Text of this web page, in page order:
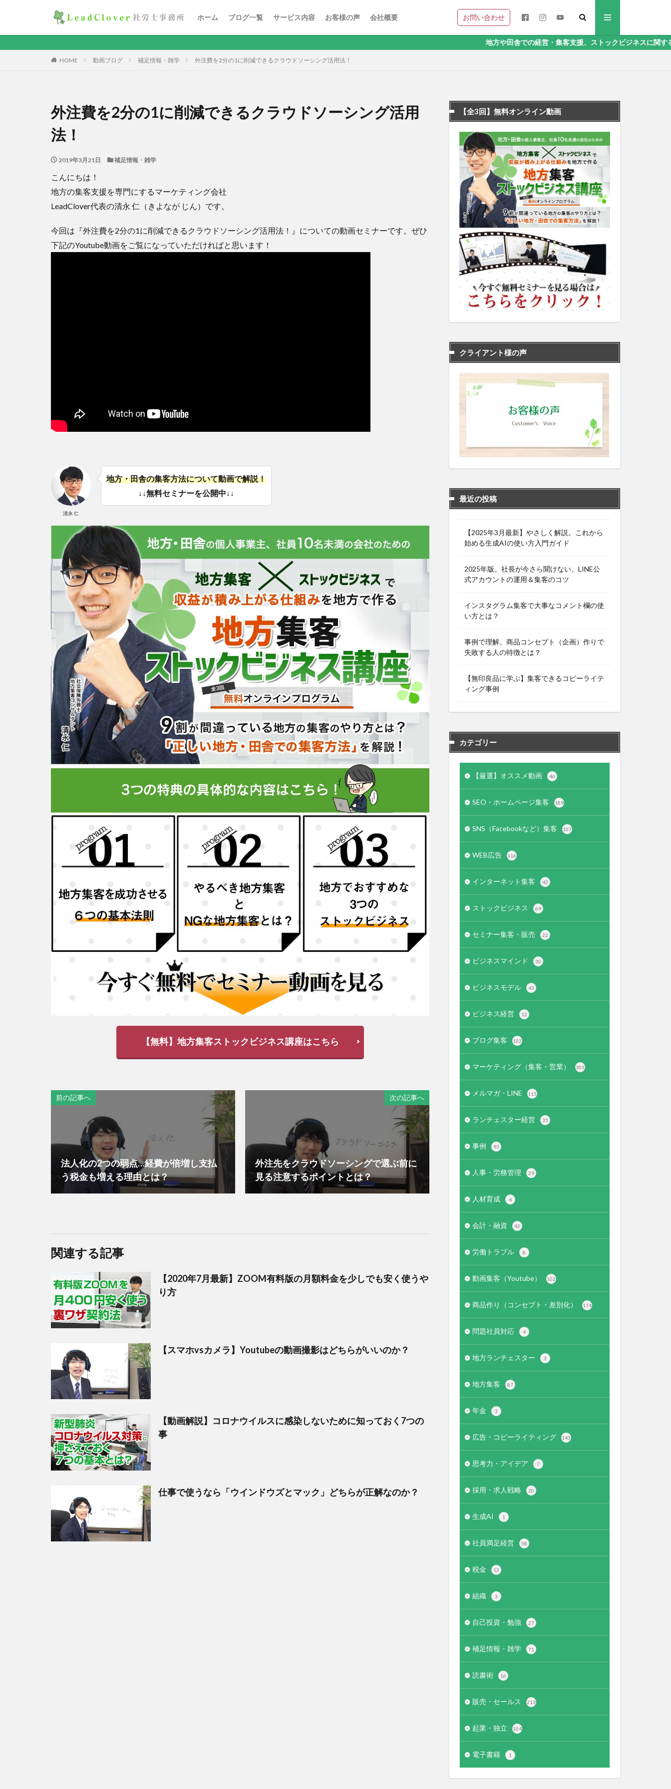
ホーム ブログ一覧 サービス内容 お客様の声 会社概要 お問い合わせ
地方や田舎での経営・集客支援、ストックビジネスに関することなら、地
HOME 動画ブログ 補足情報・雑学 外注費を2分の1に削減できるクラウドソーシング活用法！
外注費を2分の1に削減できるクラウドソーシング活用
法！
2019年3月21日 補足情報・雑学
こんにちは！
地方の集客支援を専門にするマーケティング会社
LeadClover代表の清永 仁（きよなが じん）です。
今回は『外注費を2分の1に削減できるクラウドソーシング活用法！』についての動画セミナーです。ぜひ
下記のYoutube動画をご覧になっていただければと思います！
清永 仁
地方・田舎の集客方法について動画で解説！
↓↓無料セミナーを公開中↓↓
【無料】地方集客ストックビジネス講座はこちら
前の記事へ
法人化の2つの弱点…経費が倍増し支払
う税金も増える理由とは？
次の記事へ
外注先をクラウドソーシングで選ぶ前に
見る注意するポイントとは？
関連する記事
【2020年7月最新】ZOOM有料版の月額料金を少しでも安く使うや
り方
【スマホvsカメラ】Youtubeの動画撮影はどちらがいいのか？
【動画解説】コロナウイルスに感染しないために知っておく7つの
事
仕事で使うなら「ウインドウズとマック」どちらが正解なのか？
【全3回】無料オンライン動画
クライアント様の声
最近の投稿
【2025年3月最新】やさしく解説。これから
始める生成AIの使い方入門ガイド
2025年版。社長が今さら聞けない、LINE公
式アカウントの運用＆集客のコツ
インスタグラム集客で大事なコメント欄の使
い方とは？
事例で理解。商品コンセプト（企画）作りで
失敗する人の特徴とは？
【無印良品に学ぶ】集客できるコピーライテ
ィング事例
カテゴリー
【厳選】オススメ動画 46
SEO・ホームページ集客 189
SNS（Facebookなど）集客 107
WEB広告 116
インターネット集客 42
ストックビジネス 69
セミナー集客・販売 22
ビジネスマインド 30
ビジネスモデル 43
ビジネス経営 12
ブログ集客 102
マーケティング（集客・営業） 305
メルマガ・LINE 115
ランチェスター経営 35
事例 93
人事・労務管理 29
人材育成 4
会計・融資 42
労働トラブル 8
動画集客（Youtube） 102
商品作り（コンセプト・差別化） 174
問題社員対応 4
地方ランチェスター 3
地方集客 87
年金 3
広告・コピーライティング 143
思考力・アイデア 7
採用・求人戦略 20
生成AI 1
社員満足経営 58
税金 12
組織 3
自己投資・勉強 27
補足情報・雑学 71
読書術 16
販売・セールス 213
起業・独立 104
電子書籍 1